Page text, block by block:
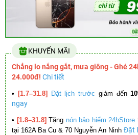
KHUYẾN MÃI
Chẳng lo nắng gắt, mưa giông - Ghé
24.000đ! Chi tiết
• [1.7–31.8] Đặt lịch trước giảm đến
ngay
• [1.8–31.8] Tặng nón bảo hiểm 24hStore
tại 162A Ba Cu & 70 Nguyễn An Ninh Đặt